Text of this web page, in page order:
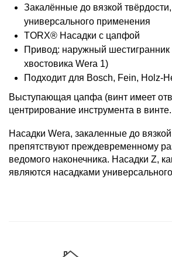
Закалённые до вязкой
универсального применения
TORX® Насадки с цапфой
Привод: наружный шестигранник
хвостовика Wera 1)
Подходит для Bosch, Fein, Holz-
Выступающая цапфа (винт имеет
центрирование инструмента в винте.
Насадки Wera, закаленные до
препятствуют преждевременному
ведомого наконечника. Насадки Z,
являются насадками